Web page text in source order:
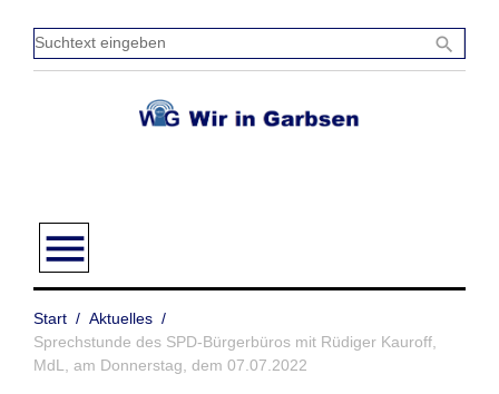
Inhalt
springen
search
menu
Start / Aktuelles /
Sprechstunde des SPD-Bürgerbüros mit Rüdiger Kauroff,
MdL, am Donnerstag, dem 07.07.2022